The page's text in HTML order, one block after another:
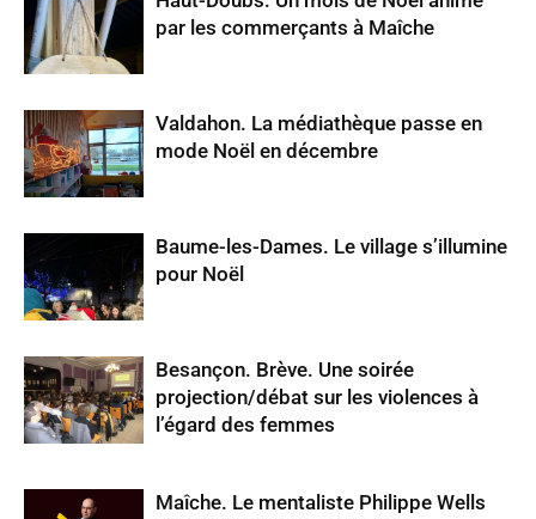
par les commerçants à Maîche
Valdahon. La médiathèque passe en
mode Noël en décembre
Baume-les-Dames. Le village s’illumine
pour Noël
Besançon. Brève. Une soirée
projection/débat sur les violences à
l’égard des femmes
Maîche. Le mentaliste Philippe Wells